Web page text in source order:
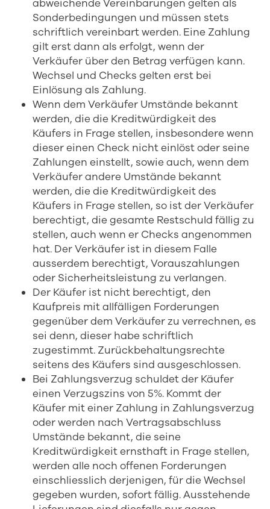
abweichende Vereinbarungen gelten als
Sonderbedingungen und müssen stets
schriftlich vereinbart werden. Eine Zahlung
gilt erst dann als erfolgt, wenn der
Verkäufer über den Betrag verfügen kann.
Wechsel und Checks gelten erst bei
Einlösung als Zahlung.
Wenn dem Verkäufer Umstände bekannt
werden, die die Kreditwürdigkeit des
Käufers in Frage stellen, insbesondere wenn
dieser einen Check nicht einlöst oder seine
Zahlungen einstellt, sowie auch, wenn dem
Verkäufer andere Umstände bekannt
werden, die die Kreditwürdigkeit des
Käufers in Frage stellen, so ist der Verkäufer
berechtigt, die gesamte Restschuld fällig zu
stellen, auch wenn er Checks angenommen
hat. Der Verkäufer ist in diesem Falle
ausserdem berechtigt, Vorauszahlungen
oder Sicherheitsleistung zu verlangen.
Der Käufer ist nicht berechtigt, den
Kaufpreis mit allfälligen Forderungen
gegenüber dem Verkäufer zu verrechnen, es
sei denn, dieser habe schriftlich
zugestimmt. Zurückbehaltungsrechte
seitens des Käufers sind ausgeschlossen.
Bei Zahlungsverzug schuldet der Käufer
einen Verzugszins von 5%. Kommt der
Käufer mit einer Zahlung in Zahlungsverzug
oder werden nach Vertragsabschluss
Umstände bekannt, die seine
Kreditwürdigkeit ernsthaft in Frage stellen,
werden alle noch offenen Forderungen
einschliesslich derjenigen, für die Wechsel
gegeben wurden, sofort fällig. Ausstehende